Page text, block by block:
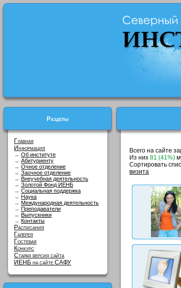
Разделы
Главная
Информация
→ Об институте
→ Абитуриенту
→ Очное отделение
→ Заочное отделение
→ Внеучебная деятельность
→ Золотой Фонд ИЕНБ
→ Социальная поддержка
→ Наука
→ Международная деятельность
→ Преподаватели
→ Выпускники
→ Контакты
Расписания
Галерея
Гостевая
Конкурс
Старая версия сайта
ИЕНБ на сайте САФУ
Всего на сайте
Из них 81 (41%)
Сортировать
визита